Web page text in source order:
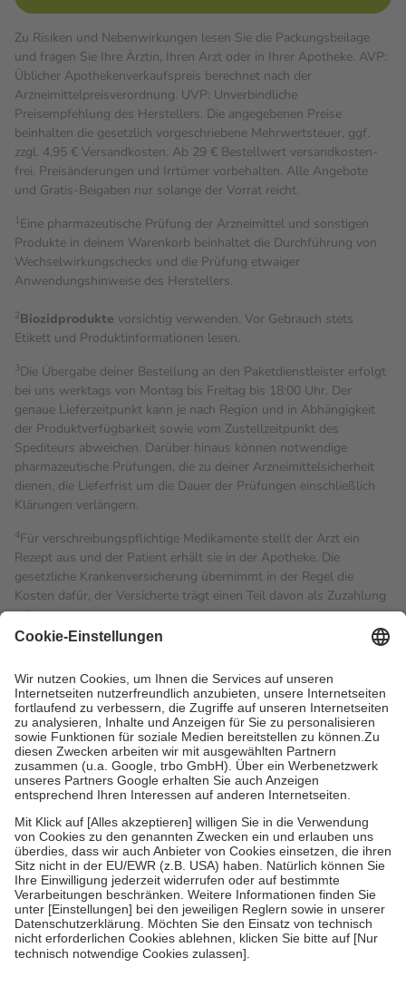
Zu Risiken und Nebenwirkungen lesen Sie die Packungsbeilage
und fragen Sie Ihre Ärztin, Ihren Arzt oder in Ihrer Apotheke. AVP:
Üblicher Apothekenverkaufspreis berechnet nach der
Arzneimittelpreisverordnung. UVP: Unverbindliche
Preisempfehlung des Herstellers. Die angegebenen Preise
beinhalten die gesetzlich vorgeschriebene Mehrwertsteuer, ggf.
zzgl. 4,95 € Versandkosten. Ab 29 € Bestell­wert versand­kosten­
frei. Preisänderungen und Irrtümer vorbehalten. Alle Angebote
und Gratis-Beigaben nur solange der Vorrat reicht.
1Eine pharmazeutische Prüfung der Arzneimittel und sonstigen
Produkte in deinem Warenkorb beinhaltet die Durchführung von
Wechselwirkungschecks und die Prüfung etwaiger
Anwendungshinweise des Herstellers.
2Biozidprodukte vorsichtig verwenden. Vor Gebrauch stets
Etikett und Produktinformationen lesen.
3Die Übergabe deiner Bestellung an den Paketdienstleister erfolgt
bei uns werktags von Montag bis Freitag bis 18:00 Uhr. Der
genaue Lieferzeitpunkt kann je nach Region und in Abhängigkeit
der Produktverfügbarkeit sowie vom Zustellzeitpunkt des
Spediteurs abweichen. Darüber hinaus können notwendige
pharmazeutische Prüfungen, die zu deiner Arzneimittelsicherheit
dienen, die Lieferfrist um die Dauer der Prüfungen einschließlich
Klärungen verlängern.
4Für verschreibungspflichtige Medikamente stellt der Arzt ein
Rezept aus und der Patient erhält sie in der Apotheke. Die
gesetzliche Krankenversicherung übernimmt in der Regel die
Kosten dafür, der Versicherte trägt einen Teil davon als Zuzahlung
mit.
Grundsätzlich leisten Mitglieder Zuzahlungen in Höhe von zehn
höchstens zehn Euro.
Es sind jedoch nie mehr als die
tatsächlichen Kosten der Leistung zu entrichten.
Diese Regeln gelten grundsätzlich auch für Online-Apotheken.
Bei Heilmitteln und häuslicher Krankenpflege beträgt die
Zuzahlung zehn Prozent der Kosten sowie zehn Euro je
Verordnung.
Um das Engagement der Versicherten für ihre eigene Gesundheit
zu stärken und die besondere Stellung der Familie zu unterstützen,
fallenkeine Zuzahlungenan bei:
• Kindern und Jugendlichen bis zum vollendeten 18. Lebensjahr
mit Ausnahme der Fahrkosten
• Untersuchungen zur Vorsorge und Früherkennung, die von der
GKV getragen werden
• empfohlenen Schutzimpfungen
• Harn- und Blutteststreifen